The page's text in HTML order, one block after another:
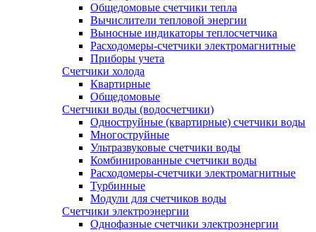
Общедомовые счетчики тепла
Вычислители тепловой энергии
Выносные индикаторы теплосчетчика
Расходомеры-счетчики электромагнитные
Приборы учета
Счетчики холода
Квартирные
Общедомовые
Счетчики воды (водосчетчики)
Одноструйные (квартирные) счетчики воды
Многоструйные
Ультразвуковые счетчики воды
Комбинированные счетчики воды
Расходомеры-счетчики электромагнитные
Турбинные
Модули для счетчиков воды
Счетчики электроэнергии
Однофазные счетчики электроэнергии